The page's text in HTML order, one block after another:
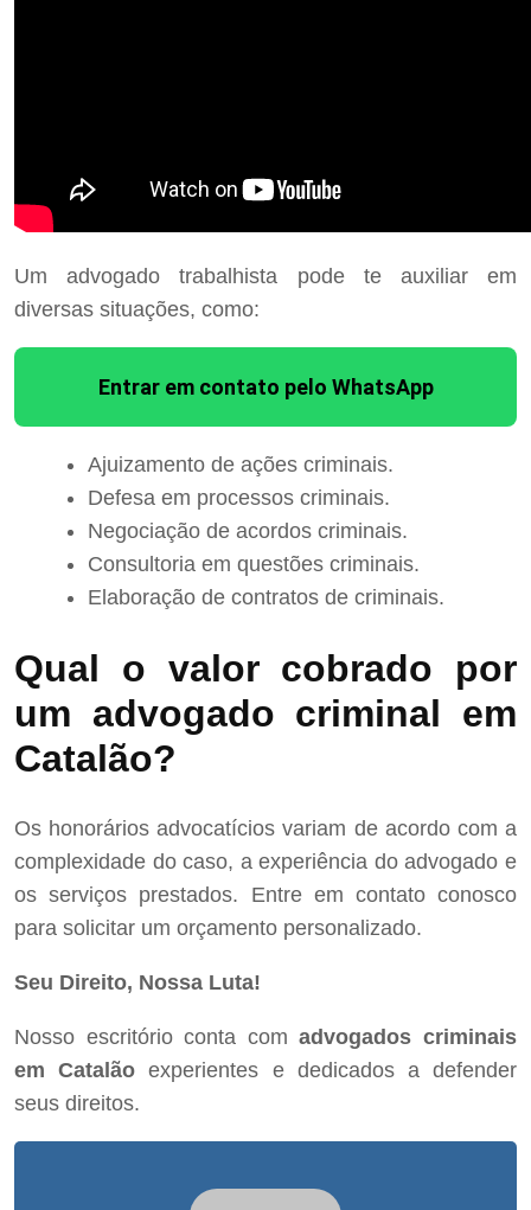
Um advogado trabalhista pode te auxiliar em
diversas situações, como:
Entrar em contato pelo WhatsApp
Ajuizamento de ações criminais.
Defesa em processos criminais.
Negociação de acordos criminais.
Consultoria em questões criminais.
Elaboração de contratos de criminais.
Qual o valor cobrado por
um advogado criminal em
Catalão?
Os honorários advocatícios variam de acordo com a
complexidade do caso, a experiência do advogado e
os serviços prestados. Entre em contato conosco
para solicitar um orçamento personalizado.
Seu Direito, Nossa Luta!
Nosso escritório conta comadvogados criminais
em Catalão experientes e dedicados a defender
seus direitos.